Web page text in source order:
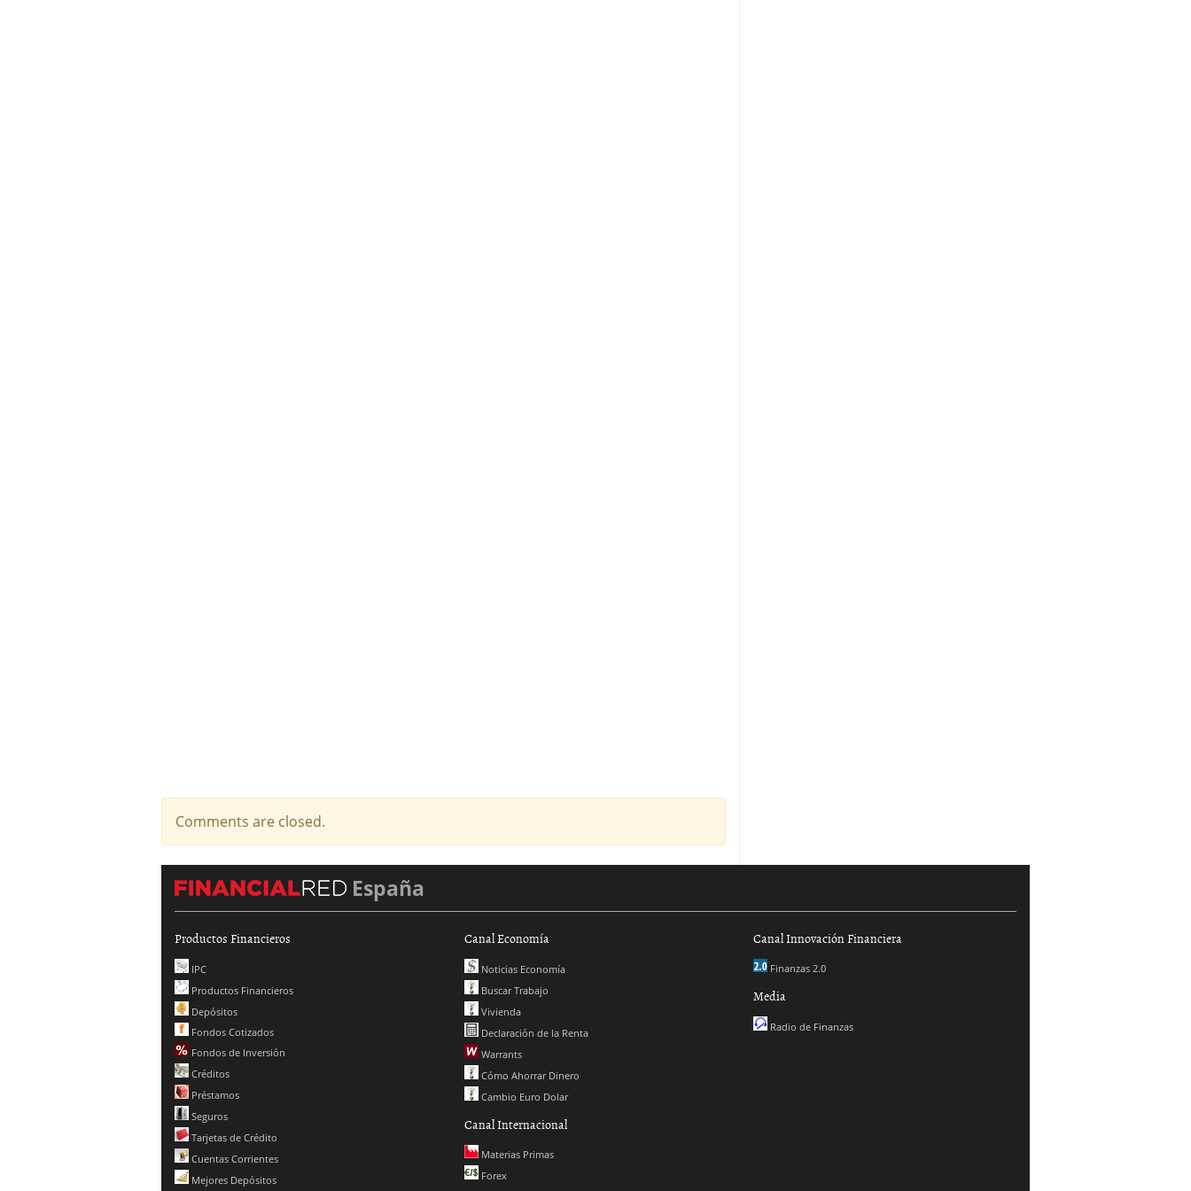
Comments are closed.
España
Productos Financieros
IPC
Productos Financieros
Depósitos
Fondos Cotizados
Fondos de Inversión
Créditos
Préstamos
Seguros
Tarjetas de Crédito
Cuentas Corrientes
Mejores Depósitos
Canal Economía
Noticias Economía
Buscar Trabajo
Vivienda
Declaración de la Renta
Warrants
Cómo Ahorrar Dinero
Cambio Euro Dolar
Canal Internacional
Materias Primas
Forex
Canal Innovación Financiera
Finanzas 2.0
Media
Radio de Finanzas